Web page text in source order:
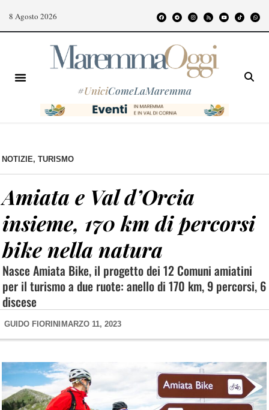
8 Agosto 2026
#UniciComeLaMaremma
NOTIZIE, TURISMO
Amiata e Val d’Orcia
insieme, 170 km di percorsi
bike nella natura
Nasce Amiata Bike, il progetto dei 12 Comuni amiatini
per il turismo a due ruote: anello di 170 km, 9 percorsi, 6
discese
GUIDO FIORINI MARZO 11, 2023